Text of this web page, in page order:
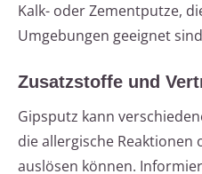
Kalk- oder Zementputze,
Umgebungen geeignet
Zusatzstoffe und
Gipsputz kann
die allergische Reaktionen
auslösen können.